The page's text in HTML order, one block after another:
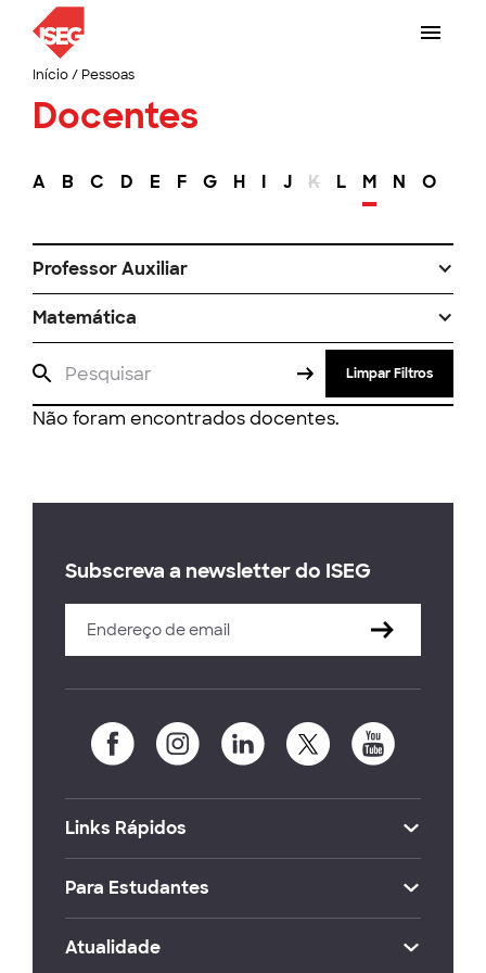
Início/ Pessoas
Docentes
A B C D E F G H I J K L M N O
Professor Auxiliar
Matemática
Limpar Filtros
Não foram encontrados docentes.
Subscreva a newsletter do ISEG
Links Rápidos
Para Estudantes
Atualidade